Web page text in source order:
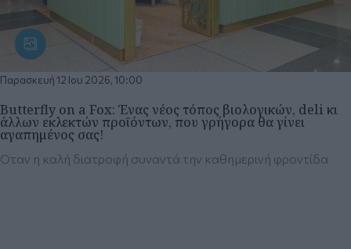
Παρασκευή 12 Ιου 2026, 10:00
Butterfly on a Fox: Ένας νέος τόπος βιολογικών, deli κι
άλλων εκλεκτών προϊόντων, που γρήγορα θα γίνει
αγαπημένος σας!
Όταν η καλή διατροφή συναντά την καθημερινή φροντίδα